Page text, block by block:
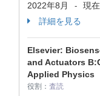
2022年8月 -
現在
詳細を見る
Elsevier:
and Actuators
Applied Physics
役割： 査読